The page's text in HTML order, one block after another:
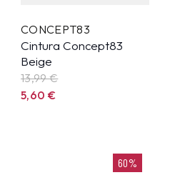
CONCEPT83
Cintura Concept83
Beige
13,99€
5,60 €
60%